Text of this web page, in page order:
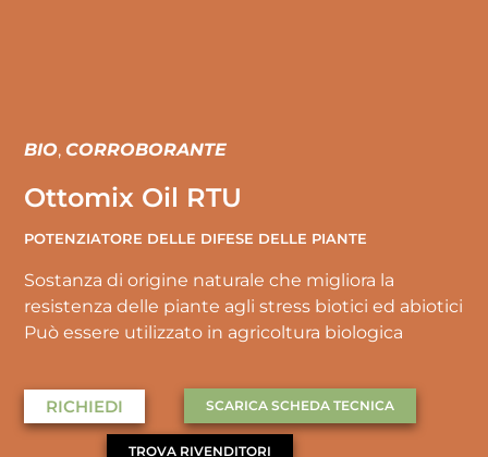
BIO, CORROBORANTE
Ottomix Oil RTU
POTENZIATORE DELLE DIFESE DELLE PIANTE
Sostanza di origine naturale che migliora la
resistenza delle piante agli stress biotici ed abiotici
Può essere utilizzato in agricoltura biologica
RICHIEDI SCARICA SCHEDA TECNICA
TROVA RIVENDITORI